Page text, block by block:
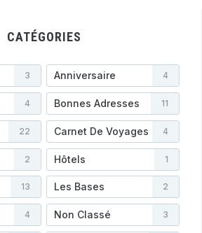
CATÉGORIES
3 Anniversaire 4
4 Bonnes Adresses 11
22 Carnet De Voyages 4
2 Hôtels 1
13 Les Bases 2
4 Non Classé 3